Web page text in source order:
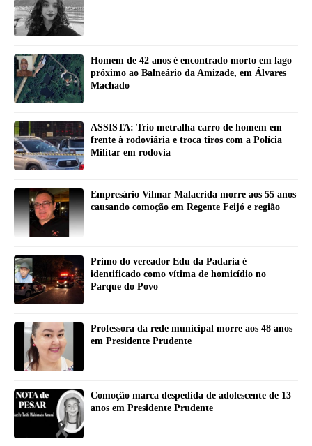
Homem de 42 anos é encontrado morto em lago
próximo ao Balneário da Amizade, em Álvares
Machado
ASSISTA: Trio metralha carro de homem em
frente à rodoviária e troca tiros com a Polícia
Militar em rodovia
Empresário Vilmar Malacrida morre aos 55 anos
causando comoção em Regente Feijó e região
Primo do vereador Edu da Padaria é
identificado como vítima de homicídio no
Parque do Povo
Professora da rede municipal morre aos 48 anos
em Presidente Prudente
Comoção marca despedida de adolescente de 13
anos em Presidente Prudente